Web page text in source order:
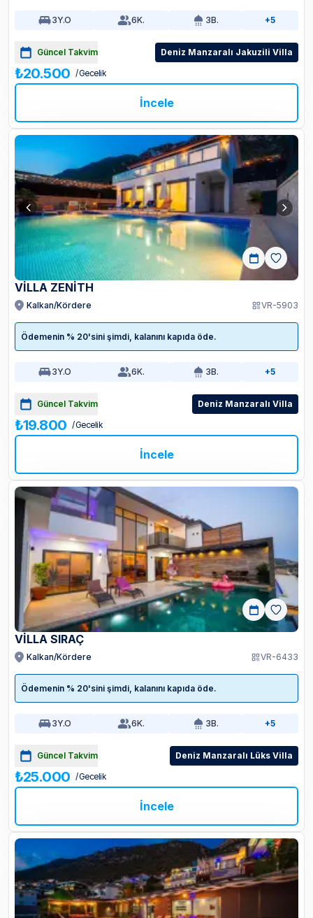
3Y.O 6K. 3B. +5
Güncel Takvim Deniz Manzaralı Jakuzili Villa
₺20.500 / Gecelik
İncele
VİLLA ZENİTH
Kalkan/Kördere VR-5903
Ödemenin % 20'sini şimdi, kalanını kapıda öde.
3Y.O 6K. 3B. +5
Güncel Takvim Deniz Manzaralı Villa
₺19.800 / Gecelik
İncele
VİLLA SIRAÇ
Kalkan/Kördere VR-6433
Ödemenin % 20'sini şimdi, kalanını kapıda öde.
3Y.O 6K. 3B. +5
Güncel Takvim Deniz Manzaralı Lüks Villa
₺25.000 / Gecelik
İncele